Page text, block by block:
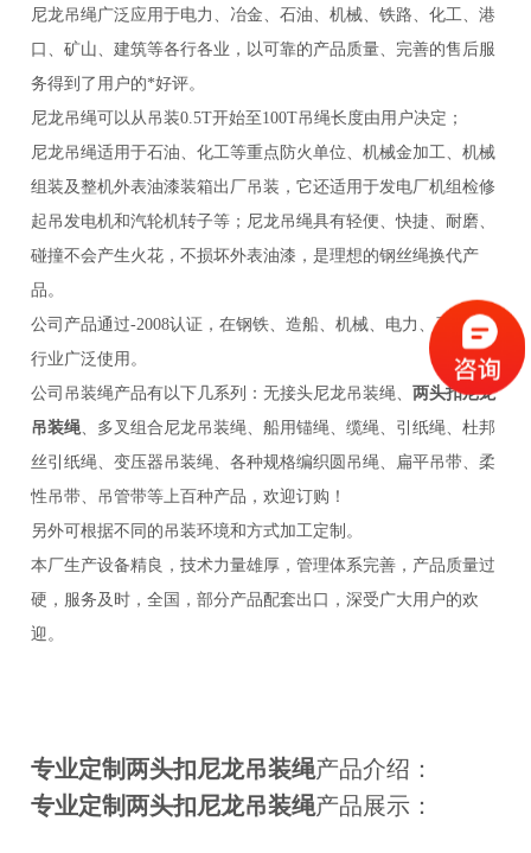
尼龙吊绳广泛应用于电力、冶金、石油、机械、铁路、化工、港
口、矿山、建筑等各行各业，以可靠的产品质量、完善的售后服
务得到了用户的*好评。
尼龙吊绳可以从吊装0.5T开始至100T吊绳长度由用户决定；
尼龙吊绳适用于石油、化工等重点防火单位、机械金加工、机械
组装及整机外表油漆装箱出厂吊装，它还适用于发电厂机组检修
起吊发电机和汽轮机转子等；尼龙吊绳具有轻便、快捷、耐磨、
碰撞不会产生火花，不损坏外表油漆，是理想的钢丝绳换代产
品。
公司产品通过-2008认证，在钢铁、造船、机械、电力、石油等
行业广泛使用。
公司吊装绳产品有以下几系列：无接头尼龙吊装绳、 两头扣尼龙
吊装绳、多叉组合尼龙吊装绳、船用锚绳、缆绳、引纸绳、杜邦
丝引纸绳、变压器吊装绳、各种规格编织圆吊绳、扁平吊带、柔
性吊带、吊管带等上百种产品，欢迎订购！
另外可根据不同的吊装环境和方式加工定制。
本厂生产设备精良，技术力量雄厚，管理体系完善，产品质量过
硬，服务及时，全国，部分产品配套出口，深受广大用户的欢
迎。
专业定制两头扣尼龙吊装绳产品介绍：
专业定制两头扣尼龙吊装绳产品展示：